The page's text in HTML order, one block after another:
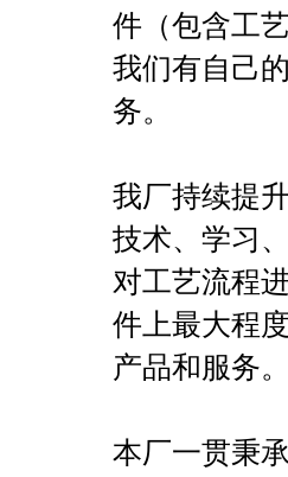
件（包含工
我们有自己
务。
我厂持续提
技术、学习
对工艺流程
件上最大程
产品和服务
本厂一贯秉